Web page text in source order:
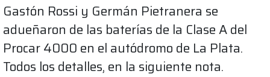
Gastón Rossi y Germán Pietranera se
adueñaron de las baterías de la Clase A del
Procar 4000 en el autódromo de La Plata.
Todos los detalles, en la siguiente nota.